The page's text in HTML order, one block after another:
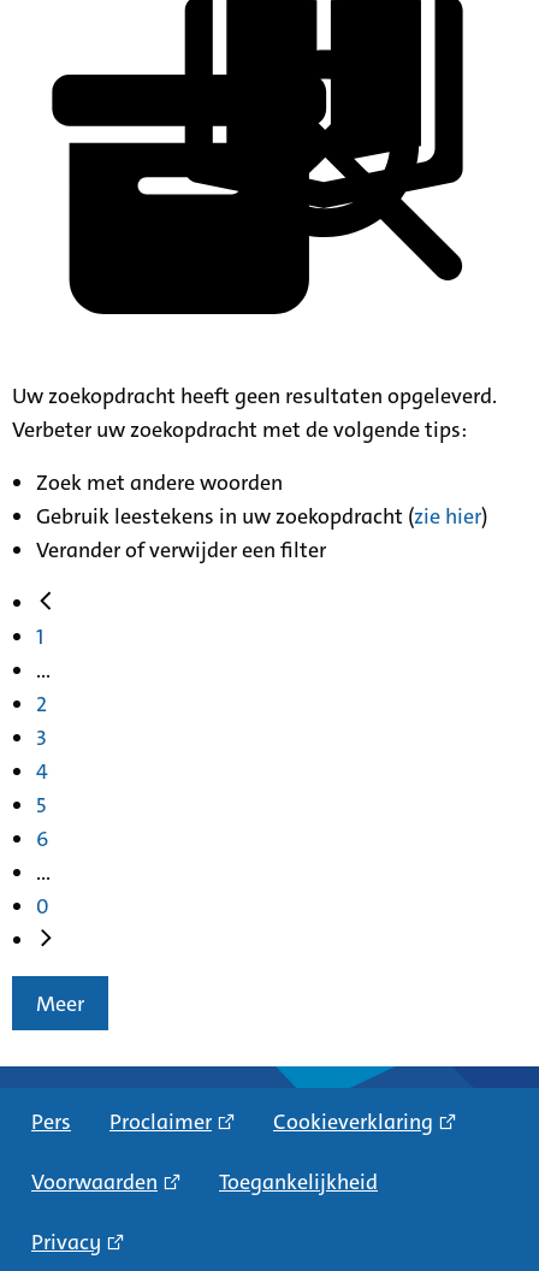
Uw zoekopdracht heeft geen resultaten opgeleverd.
Verbeter uw zoekopdracht met de volgende tips:
Zoek met andere woorden
Gebruik leestekens in uw zoekopdracht (zie hier)
Verander of verwijder een filter
1
...
2
3
4
5
6
...
0
Meer
Pers Proclaimer Cookieverklaring
Voorwaarden Toegankelijkheid
Privacy